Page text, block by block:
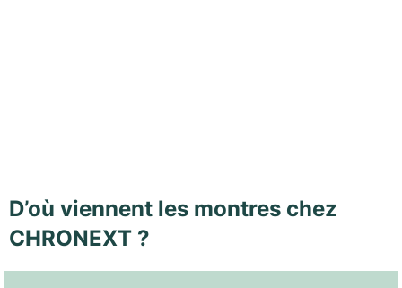
D’où viennent les montres chez
CHRONEXT ?